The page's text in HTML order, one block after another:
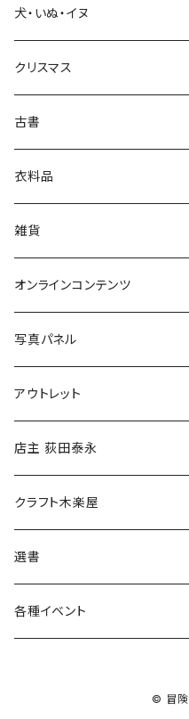
生活・暮らし
芸術・絵画・写真
絵本・児童書
娯楽・エンターテインメント
犬・いぬ・イヌ
クリスマス
古書
古書セット
美術
衣料品
POLEWARDS
Tシャツ
雑貨
バッグ
ブックカバー
マグカップ
傘
食料品
その他
オンラインコンテンツ
冒険クロストーク
写真パネル
アウトレット
店主 荻田泰永
書籍
ウェア
クラフト木楽屋
選書
各種イベント
© 冒険